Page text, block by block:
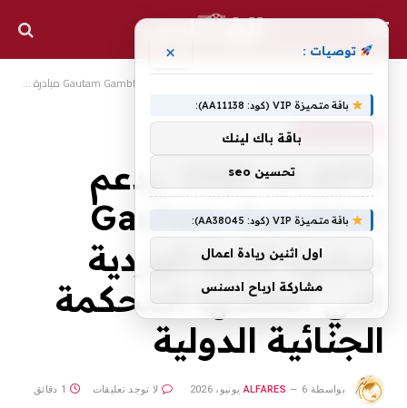
IND vs AFG: يدعم
Gautam Gambhir
مبادرة الكرة الوردية
التي أطلقتها المحكمة
الجنائية الدولية
بواسطة ALFARES 6 يونيو، 2026 لا توجد تعليقات 1 دقائق
توصيات : ×
باقة متميزة VIP (كود: AA11138):
باقة باك لينك
تحسين seo
باقة متميزة VIP (كود: AA38045):
اول اثنين ريادة اعمال
مشاركة ارباح ادسنس